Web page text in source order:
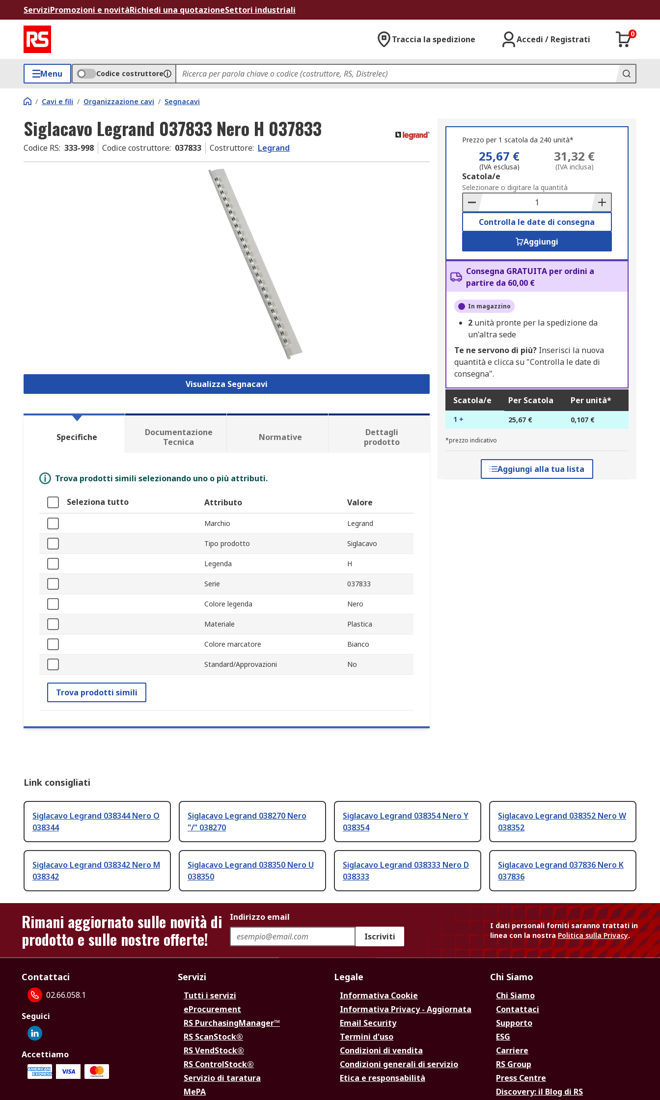
ServiziPromozioni e novitàRichiedi una quotazioneSettori industriali
Traccia la spedizione Accedi / Registrati
0
Menu Codice costruttore
/ Cavi e fili / Organizzazione cavi / Segnacavi
Siglacavo Legrand 037833 Nero H 037833
Codice RS: 333-998 Codice costruttore: 037833 Costruttore: Legrand
Visualizza Segnacavi
Prezzo per 1 scatola da 240 unità*
25,67 €
(IVA esclusa)
31,32 €
(IVA inclusa)
Add
to
Basket
Scatola/e
Selezionare o digitare la quantità
Controlla le date di consegna
Aggiungi
Consegna GRATUITA per ordini a
partire da 60,00 €
In magazzino
2 unità pronte per la spedizione da
un'altra sede
Te ne servono di più?Inserisci la nuova
quantità e clicca su "Controlla le date di
consegna".
Scatola/e Per Scatola Per unità*
1 + 25,67 € 0,107 €
*prezzo indicativo
Aggiungi alla tua lista
Specifiche
Documentazione
Tecnica
Normative
Dettagli
prodotto
Trova prodotti simili selezionando uno o più attributi.
Seleziona tutto Attributo Valore
Marchio Legrand
Tipo prodotto Siglacavo
Legenda H
Serie 037833
Colore legenda Nero
Materiale Plastica
Colore marcatore Bianco
Standard/Approvazioni No
Trova prodotti simili
Link consigliati
Siglacavo Legrand 038344 Nero O
038344
Siglacavo Legrand 038270 Nero
"/" 038270
Siglacavo Legrand 038354 Nero Y
038354
Siglacavo Legrand 038352 Nero W
038352
Siglacavo Legrand 038342 Nero M
038342
Siglacavo Legrand 038350 Nero U
038350
Siglacavo Legrand 038333 Nero D
038333
Siglacavo Legrand 037836 Nero K
037836
Rimani aggiornato sulle novità di
prodotto e sulle nostre offerte!
Indirizzo email
Iscriviti
I dati personali forniti saranno trattati in
linea con la nostraPolitica sulla Privacy.
Contattaci
02.66.058.1
Seguici
Accettiamo
Servizi
Tutti i servizi
eProcurement
RS PurchasingManager™
RS ScanStock®
RS VendStock®
RS ControlStock®
Servizio di taratura
MePA
Legale
Informativa Cookie
Informativa Privacy - Aggiornata
Email Security
Termini d'uso
Condizioni di vendita
Condizioni generali di servizio
Etica e responsabilità
Chi Siamo
Chi Siamo
Contattaci
Supporto
ESG
Carriere
RS Group
Press Centre
Discovery: il Blog di RS